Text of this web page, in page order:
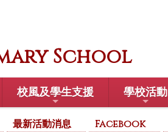
School
校風及學生支援 學校活動
最新活動消息 Facebook